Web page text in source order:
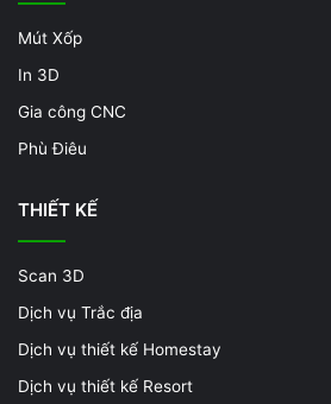
Mút Xốp
In 3D
Gia công CNC
Phù Điêu
THIẾT KẾ
Scan 3D
Dịch vụ Trắc địa
Dịch vụ thiết kế Homestay
Dịch vụ thiết kế Resort